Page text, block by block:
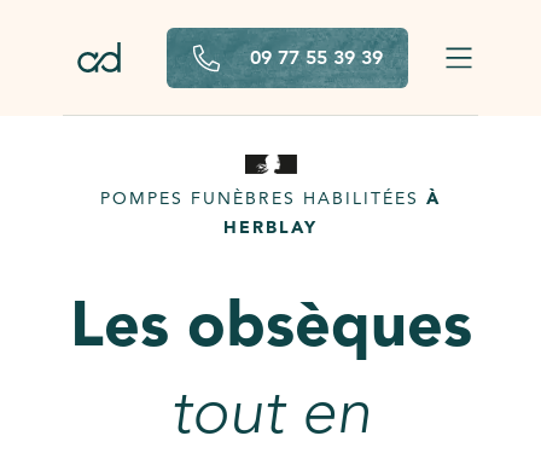
09 77 55 39 39
POMPES FUNÈBRES HABILITÉES À
HERBLAY
Les obsèques
tout en